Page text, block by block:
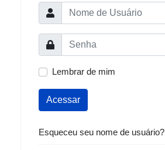
Lembrar de mim
Acessar
Esqueceu seu nome de usuário?